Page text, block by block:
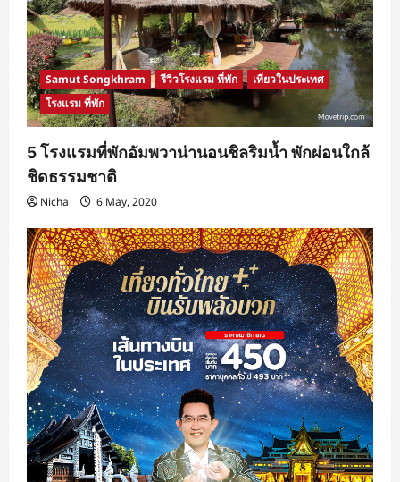
Samut Songkhram รีวิวโรงแรม ที่พัก
เที่ยวในประเทศ
โรงแรม ที่พัก
5 โรงแรมที่พักอัมพวาน่านอนชิลริมน้ำ พักผ่อนใกล้
ชิดธรรมชาติ
Nicha 6 May, 2020